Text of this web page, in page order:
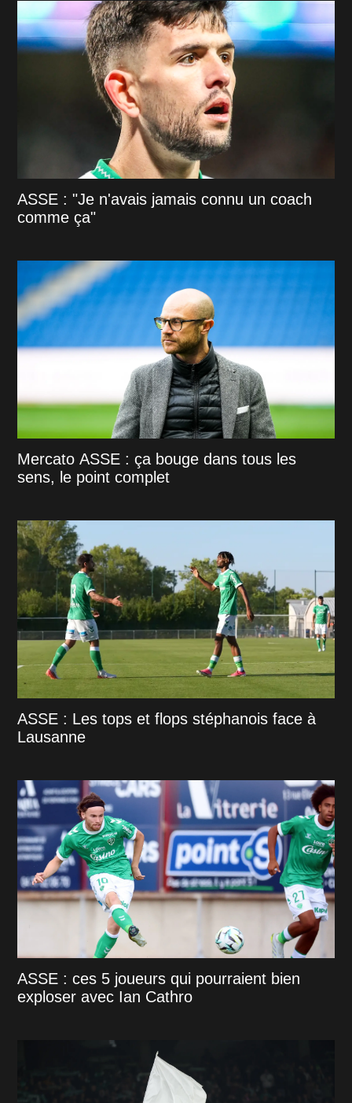
ASSE : "Je n'avais jamais connu un coach
comme ça"
Mercato ASSE : ça bouge dans tous les
sens, le point complet
ASSE : Les tops et flops stéphanois face à
Lausanne
ASSE : ces 5 joueurs qui pourraient bien
exploser avec Ian Cathro